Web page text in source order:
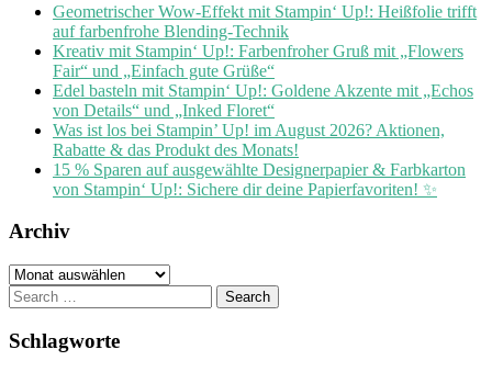
Geometrischer Wow-Effekt mit Stampin‘ Up!: Heißfolie trifft
auf farbenfrohe Blending-Technik
Kreativ mit Stampin‘ Up!: Farbenfroher Gruß mit „Flowers
Fair“ und „Einfach gute Grüße“
Edel basteln mit Stampin‘ Up!: Goldene Akzente mit „Echos
von Details“ und „Inked Floret“
Was ist los bei Stampin’ Up! im August 2026? Aktionen,
Rabatte & das Produkt des Monats!
15 % Sparen auf ausgewählte Designerpapier & Farbkarton
von Stampin‘ Up!: Sichere dir deine Papierfavoriten! ✨
Archiv
Archiv
Search
for:
Schlagworte